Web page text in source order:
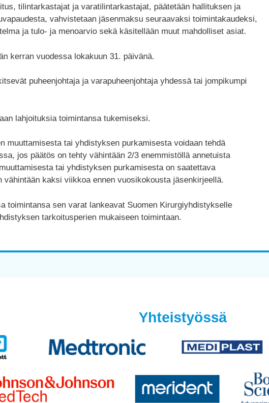
tilintarkastajat ja varatilintarkastajat, päätetään hallituksen ja
vahvistetaan jäsenmaksu seuraavaksi toimintakaudeksi,
ja tulo- ja menoarvio sekä käsitellään muut mahdolliset asiat.
kerran vuodessa lokakuun 31. päivänä.
puheenjohtaja ja varapuheenjohtaja yhdessä tai jompikumpi
lahjoituksia toimintansa tukemiseksi.
muuttamisesta tai yhdistyksen purkamisesta voidaan tehdä
jos päätös on tehty vähintään 2/3 enemmistöllä annetuista
tai yhdistyksen purkamisesta on saatettava
vähintään kaksi viikkoa ennen vuosikokousta jäsenkirjeellä.
toimintansa sen varat lankeavat Suomen Kirurgiyhdistykselle
tarkoitusperien mukaiseen toimintaan.
Yhteistyössä